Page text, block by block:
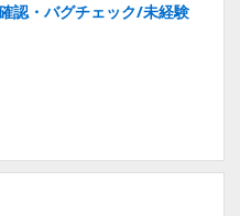
認・バグチェック/未経験